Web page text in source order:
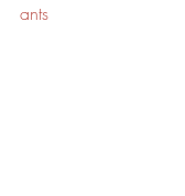
ants